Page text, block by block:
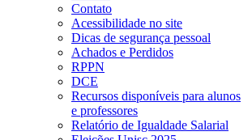
Contato
Acessibilidade no site
Dicas de segurança pessoal
Achados e Perdidos
RPPN
DCE
Recursos disponíveis para alunos
e professores
Relatório de Igualdade Salarial